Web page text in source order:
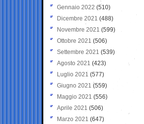
Gennaio 2022 (510)
Dicembre 2021 (488)
Novembre 2021 (599)
Ottobre 2021 (506)
Settembre 2021 (539)
Agosto 2021 (423)
Luglio 2021 (577)
Giugno 2021(559)
Maggio 2021 (556)
Aprile 2021 (506)
Marzo 2021 (647)